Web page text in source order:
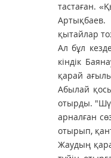
тастаған.
қытайлар
Ал бұл
кіндік
қарай
Абылай
отырды.
арналған
отырып,
Жаудың